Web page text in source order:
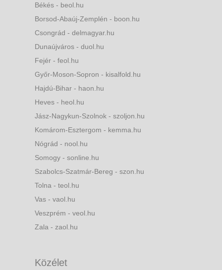
Békés - beol.hu
Borsod-Abaúj-Zemplén - boon.hu
Csongrád - delmagyar.hu
Dunaújváros - duol.hu
Fejér - feol.hu
Győr-Moson-Sopron - kisalfold.hu
Hajdú-Bihar - haon.hu
Heves - heol.hu
Jász-Nagykun-Szolnok - szoljon.hu
Komárom-Esztergom - kemma.hu
Nógrád - nool.hu
Somogy - sonline.hu
Szabolcs-Szatmár-Bereg - szon.hu
Tolna - teol.hu
Vas - vaol.hu
Veszprém - veol.hu
Zala - zaol.hu
Közélet